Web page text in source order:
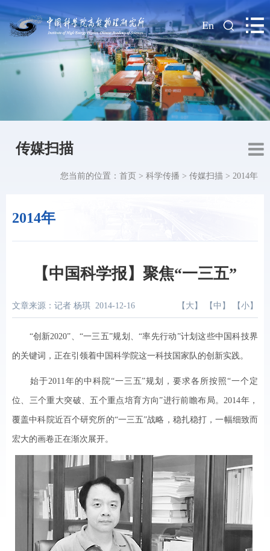
| En
传媒扫描
2014年
您当前的位置： 首页 > 科学传播 > 传媒扫描 > 2014年
【中国科学报】聚焦“一三五”
文章来源：记者 杨琪 2014-12-16 【 大 】 【 中 】 【 小 】
“创新2020”、“一三五”规划、“率先行动”计划这些中国科技界
的关键词，正在引领着中国科学院这一科技国家队的创新实践。
始于2011年的中科院“一三五”规划，要求各所按照“一个定
位、三个重大突破、五个重点培育方向”进行前瞻布局。2014年，
覆盖中科院近百个研究所的“一三五”战略，稳扎稳打，一幅细致而
宏大的画卷正在渐次展开。